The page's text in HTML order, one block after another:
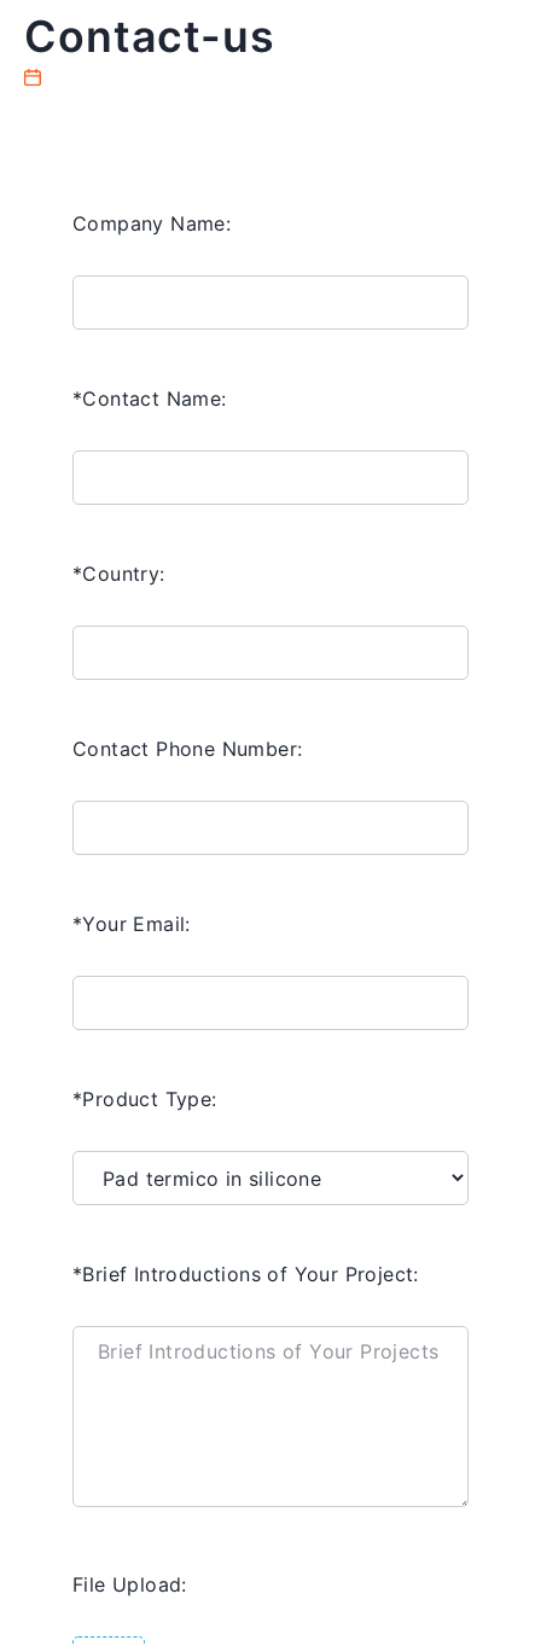
Contact-us
Company Name:
*Contact Name:
*Country:
Contact Phone Number:
*Your Email:
*Product Type:
*Brief Introductions of Your Project:
File Upload: